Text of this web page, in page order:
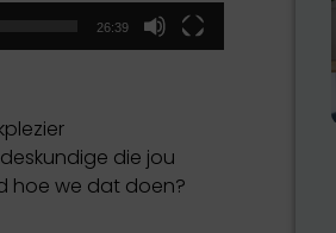
26:39
die jou
hoe we dat doen?